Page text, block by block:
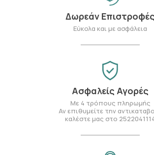
Δωρεάν Επιστροφές
Εύκολα και με ασφάλεια
Ασφαλείς Αγορές
Με 4 τρόπους πληρωμής
Αν επιθυμείτε την
καλέστε μας στο